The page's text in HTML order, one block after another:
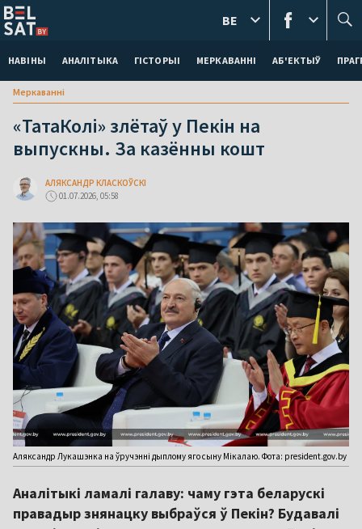
НАВІНЫ АНАЛІТЫКА ГІСТОРЫІ МЕРКАВАННI АБ'ЕКТЫЎ
BE
Меркаваннi
«ТатаКолі» злётаў у Пекін на
выпускны. За казённы кошт
АЛЯКСАНДР КЛАСКОЎСКІ
01.07.2026, 05:58
Аляксандр Лукашэнка на ўручэнні дыплому яго сыну Мікалаю. Фота: president.gov.by
Аналітыкі ламалі галаву: чаму гэта беларускі
правадыр знянацку выбраўся ў Пекін? Будавалі